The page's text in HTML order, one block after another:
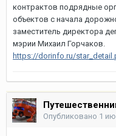
контрактов подрядные
объектов с начала
заместитель директора
мэрии Михаил Горчаков.
https://dorinfo.ru/
Опубликовано 1